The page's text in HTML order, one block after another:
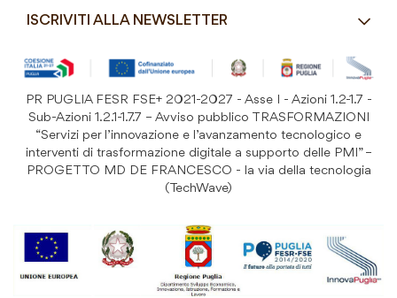
Detergenza e Attrezzatura
Festività
Prodotti Riutilizzabili
Costi di Spedizione
ISCRIVITI ALLA NEWSLETTER
alla
Newsletter:
ISCRIVITI
PR PUGLIA FESR FSE+ 2021-2027 - Asse I - Azioni 1.2-1.7 -
Sub-Azioni 1.2.1-1.7.7 – Avviso pubblico TRASFORMAZIONI
“Servizi per l’innovazione e l’avanzamento tecnologico e
interventi di trasformazione digitale a supporto delle PMI” –
PROGETTO MD DE FRANCESCO - la via della tecnologia
(TechWave)